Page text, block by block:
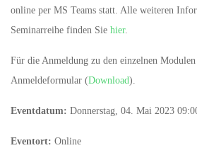
online per MS Teams statt. Alle weiteren
Seminarreihe finden Sie hier.
Für die Anmeldung zu den einzelnen
Anmeldeformular (Download).
Eventdatum: Donnerstag, 04. Mai 2023
Eventort: Online